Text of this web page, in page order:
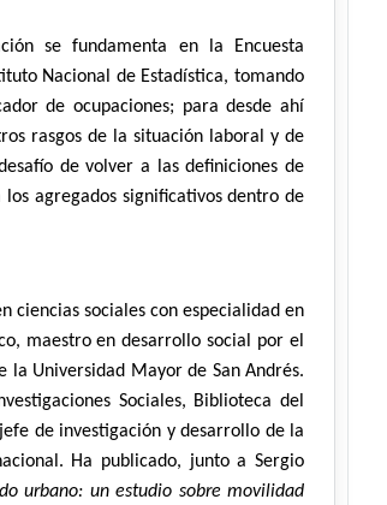
se fundamenta en la Encuesta
Nacional de Estadística, tomando
de ocupaciones; para desde ahí
rasgos de la situación laboral y de
de volver a las definiciones de
agregados significativos dentro de
ciencias sociales con especialidad en
maestro en desarrollo social por el
la Universidad Mayor de San Andrés.
Sociales, Biblioteca del
de investigación y desarrollo de la
Ha publicado, junto a Sergio
urbano: un estudio sobre movilidad